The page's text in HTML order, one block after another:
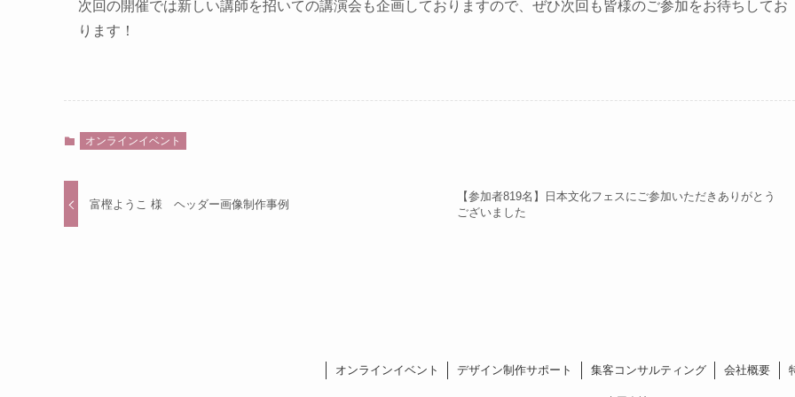
次回の開催では新しい講師を招いての講演会も企画しておりますので、ぜひ次回も皆様のご参加をお待ちしてお
ります！
オンラインイベント
富樫ようこ 様 ヘッダー画像制作事例
【参加者819名】日本文化フェスにご参加いただきありがとう
ございました
オンラインイベント デザイン制作サポート 集客コンサルティング 会社概要